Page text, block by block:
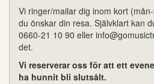
Vi ringer/mailar dig inom kort
du önskar din resa. Självklart kan
0660-21 10 90 eller
det.
Vi reserverar oss för att ett
ha hunnit bli slutsålt.